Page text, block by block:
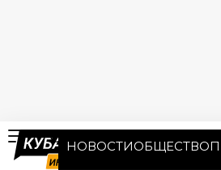
НОВОСТИОБЩЕСТВО